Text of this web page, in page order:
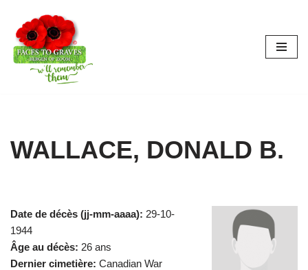
Aller
au
contenu
WALLACE, DONALD B.
Date de décès (jj-mm-aaaa): 29-10-
1944
Âge au décès: 26 ans
Dernier cimetière: Canadian War